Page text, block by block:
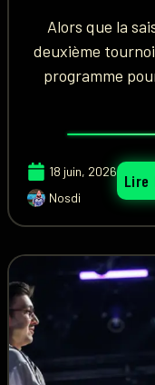
Alors que la
deuxième
programme
18 juin, 2026
Nosdi
Lire